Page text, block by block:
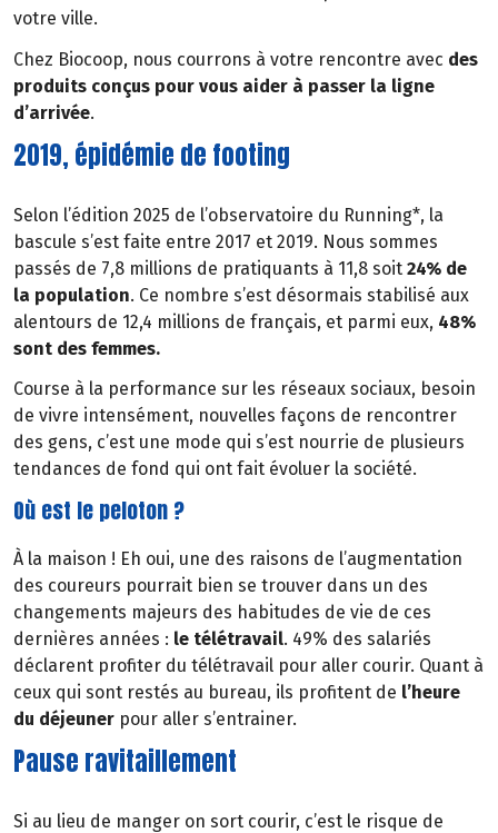
votre ville.
Chez Biocoop, nous courrons à votre rencontre avec des
produits conçus pour vous aider à passer la ligne
d’arrivée.
2019, épidémie de footing
Selon l’édition 2025 de l’observatoire du Running*, la
bascule s’est faite entre 2017 et 2019. Nous sommes
passés de 7,8 millions de pratiquants à 11,8 soit 24% de
la population. Ce nombre s’est désormais stabilisé aux
alentours de 12,4 millions de français, et parmi eux, 48%
sont des femmes.
Course à la performance sur les réseaux sociaux, besoin
de vivre intensément, nouvelles façons de rencontrer
des gens, c’est une mode qui s’est nourrie de plusieurs
tendances de fond qui ont fait évoluer la société.
Où est le peloton ?
À la maison ! Eh oui, une des raisons de l’augmentation
des coureurs pourrait bien se trouver dans un des
changements majeurs des habitudes de vie de ces
dernières années : le télétravail. 49% des salariés
déclarent profiter du télétravail pour aller courir. Quant à
ceux qui sont restés au bureau, ils profitent de l’heure
du déjeuner pour aller s’entrainer.
Pause ravitaillement
Si au lieu de manger on sort courir, c’est le risque de